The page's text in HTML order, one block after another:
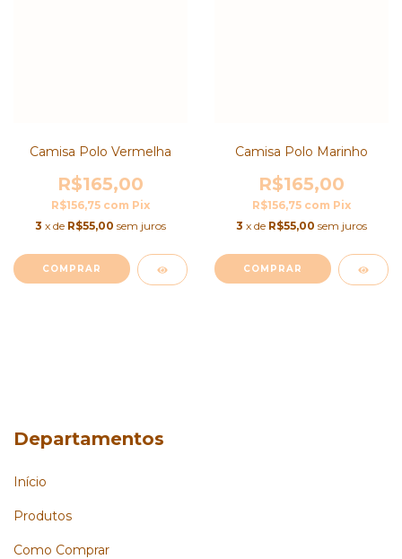
Camisa Polo Vermelha
R$165,00
R$156,75 com Pix
3 x de R$55,00 sem juros
COMPRAR
Camisa Polo Marinho
R$165,00
R$156,75 com Pix
3 x de R$55,00 sem juros
COMPRAR
Departamentos
Início
Produtos
Como Comprar